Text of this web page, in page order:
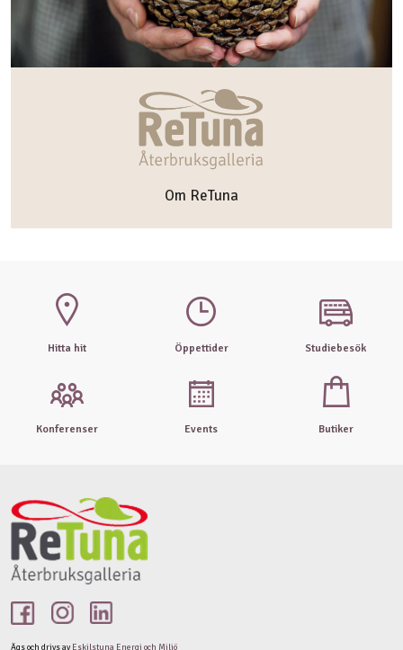
Om ReTuna
Hitta hit Öppettider Studiebesök
Konferenser Events Butiker
Ägs och drivs avEskilstuna Energi och Miljö